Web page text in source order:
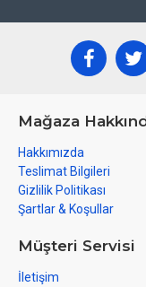
Mağaza
Hakkımızda
Teslimat Bilgileri
Gizlilik Politikası
Şartlar & Koşullar
Müşteri Servisi
İletişim